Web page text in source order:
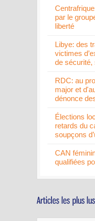
par le
liberté
Libye: des
victimes
de sécurité,
RDC: au
major et
dénonce
Élections
retards du
soupçons
CAN
qualifiées